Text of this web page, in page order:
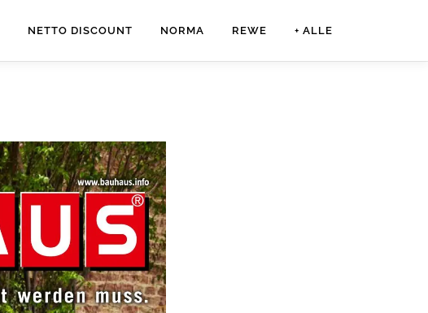
NETTO DISCOUNT NORMA REWE + ALLE